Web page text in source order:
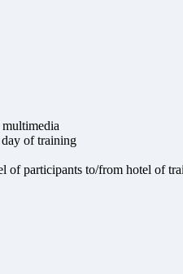
of training
of participants to/from hotel of